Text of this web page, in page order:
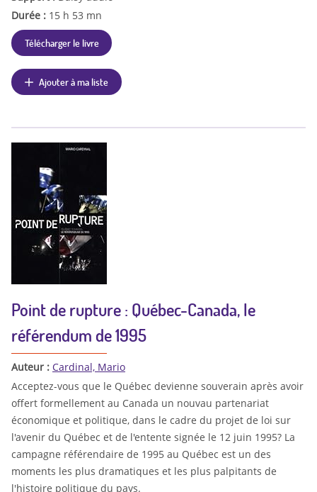
Durée : 15 h 53 mn
Télécharger le livre
Ajouter à ma liste
Point de rupture : Québec-Canada, le
référendum de 1995
Auteur : Cardinal, Mario
Acceptez-vous que le Québec devienne souverain après avoir
offert formellement au Canada un nouvau partenariat
économique et politique, dans le cadre du projet de loi sur
l'avenir du Québec et de l'entente signée le 12 juin 1995? La
campagne référendaire de 1995 au Québec est un des
moments les plus dramatiques et les plus palpitants de
l'histoire politique du pays.